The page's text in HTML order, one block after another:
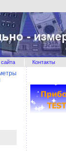
сайта Контакты